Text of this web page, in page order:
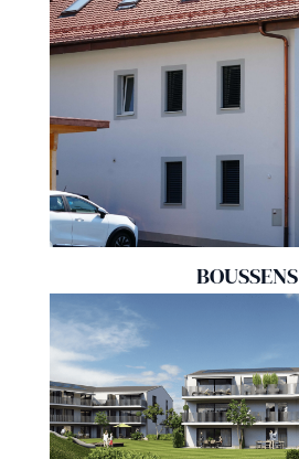
BOUSSENS